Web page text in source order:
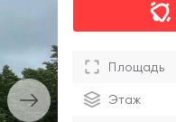
Площадь
Этаж